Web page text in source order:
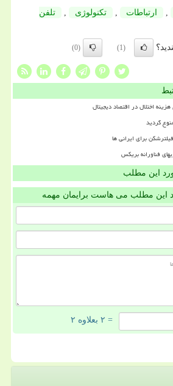
ارتباطات تكنولوژی
تلفن
(1)
(0)
اختلال در اقتصاد دیجیتال
گردید
برای ایرانی ها
فناورانه بریکس
این مطلب
این مطلب می هاست برایمان مهمه
= ۲ بعلاوه ۲